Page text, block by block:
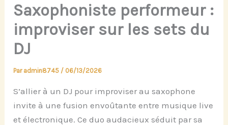
Saxophoniste performeur :
improviser sur les sets du
DJ
Par admin8745 / 06/13/2026
S’allier à un DJ pour improviser au saxophone
invite à une fusion envoûtante entre musique live
et électronique. Ce duo audacieux séduit par sa